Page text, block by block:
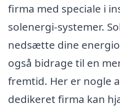
firma med speciale i
solenergi-systemer.
nedsætte dine
også bidrage til en
fremtid. Her er nogle
dedikeret firma kan